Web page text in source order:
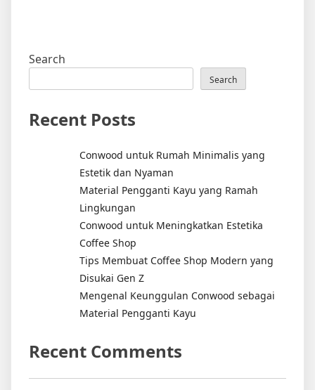
Search
Search
Recent Posts
Conwood untuk Rumah Minimalis yang
Estetik dan Nyaman
Material Pengganti Kayu yang Ramah
Lingkungan
Conwood untuk Meningkatkan Estetika
Coffee Shop
Tips Membuat Coffee Shop Modern yang
Disukai Gen Z
Mengenal Keunggulan Conwood sebagai
Material Pengganti Kayu
Recent Comments